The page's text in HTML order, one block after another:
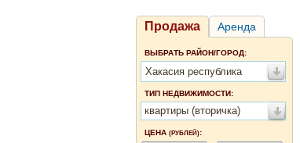
Продажа Аренда
ВЫБРАТЬ РАЙОН/ГОРОД:
Хакасия республика
ТИП НЕДВИЖИМОСТИ:
квартиры (вторичка)
ЦЕНА (РУБЛЕЙ):